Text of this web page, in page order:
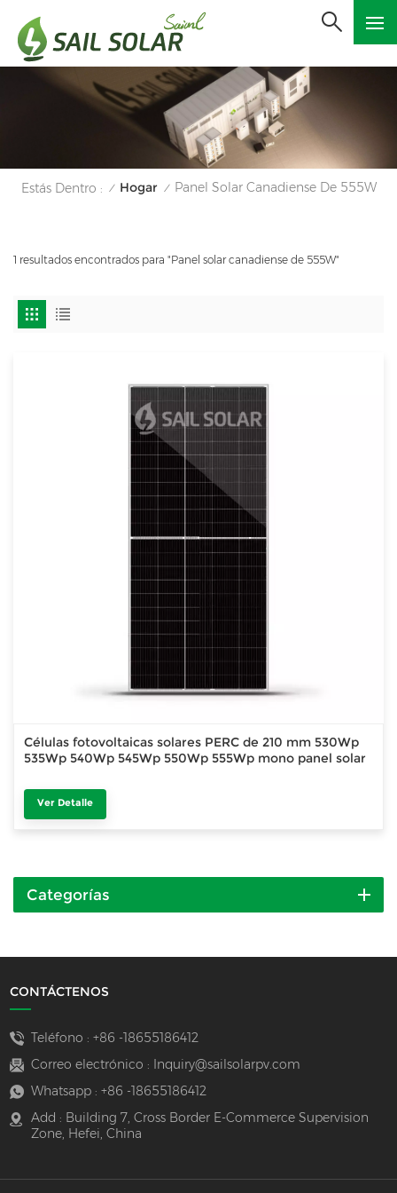
Estás Dentro : / Hogar / Panel Solar Canadiense De 555W
1 resultados encontrados para "Panel solar canadiense de 555W"
Células fotovoltaicas solares PERC de 210 mm 530Wp
535Wp 540Wp 545Wp 550Wp 555Wp mono panel solar
Ver Detalle
Categorías
CONTÁCTENOS
Teléfono : +86 -18655186412
Correo electrónico :
Inquiry@sailsolarpv.com
Whatsapp : +86 -18655186412
Add : Building 7, Cross Border E-Commerce Supervision
Zone, Hefei, China